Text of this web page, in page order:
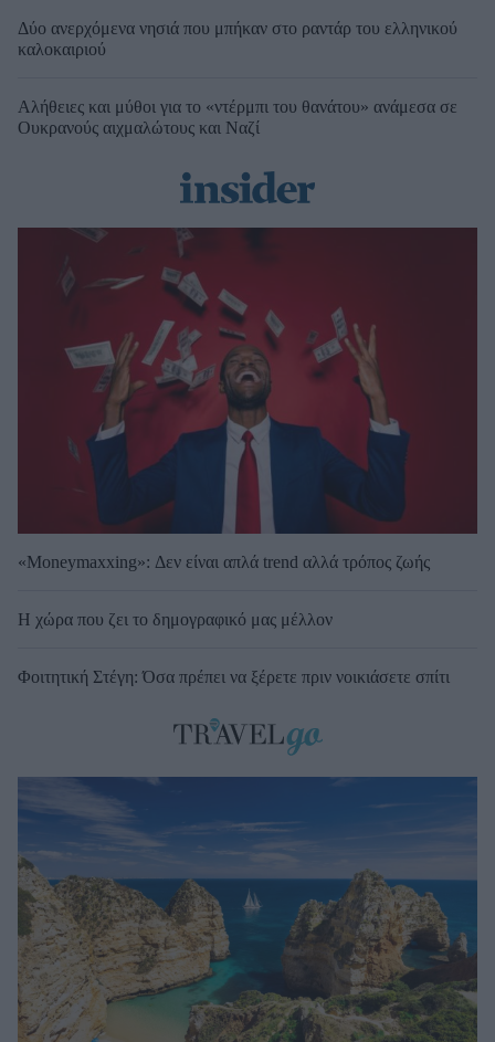
Δύο ανερχόμενα νησιά που μπήκαν στο ραντάρ του ελληνικού
καλοκαιριού
Αλήθειες και μύθοι για το «ντέρμπι του θανάτου» ανάμεσα σε
Ουκρανούς αιχμαλώτους και Ναζί
«Moneymaxxing»: Δεν είναι απλά trend αλλά τρόπος ζωής
Η χώρα που ζει το δημογραφικό μας μέλλον
Φοιτητική Στέγη: Όσα πρέπει να ξέρετε πριν νοικιάσετε σπίτι